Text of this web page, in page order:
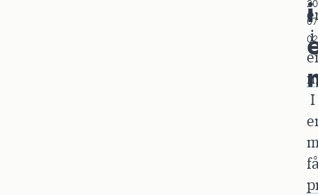
i
02
i
I